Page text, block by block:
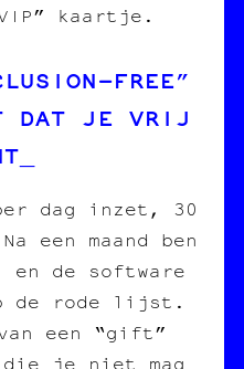
kaartje.
DAT JE VRIJ
dag inzet, 30
een maand ben
de software
de rode lijst.
een “gift”
je niet mag